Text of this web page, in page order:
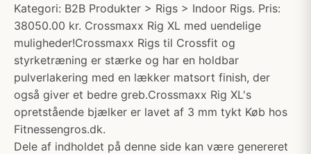
Kategori: B2B Produkter > Rigs > Indoor Rigs. Pris:
38050.00 kr. Crossmaxx Rig XL med uendelige
muligheder!Crossmaxx Rigs til Crossfit og
styrketræning er stærke og har en holdbar
pulverlakering med en lækker matsort finish, der
også giver et bedre greb.Crossmaxx Rig XL's
opretstående bjælker er lavet af 3 mm tykt Køb hos
Fitnessengros.dk.
Dele af indholdet på denne side kan være genereret